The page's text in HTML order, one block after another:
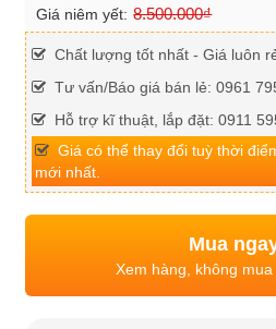
Giá niêm yết: 8.500.000₫
Chất lượng tốt nhất - Giá luôn
Tư vấn/Báo giá bán lẻ: 0961
Hỗ trợ kĩ thuật, lắp đặt: 0911
Giá có thể thay đổi tuỳ thời
mới nhất.
Mua
Xem hàng, không